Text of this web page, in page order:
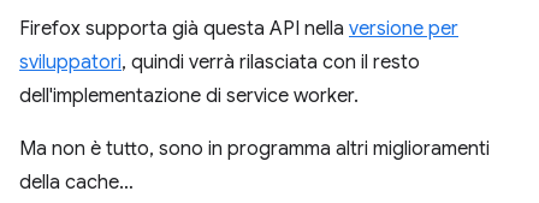
Firefox supporta già questa API nella versione per
sviluppatori, quindi verrà rilasciata con il resto
dell'implementazione di service worker.
Ma non è tutto, sono in programma altri miglioramenti
della cache…